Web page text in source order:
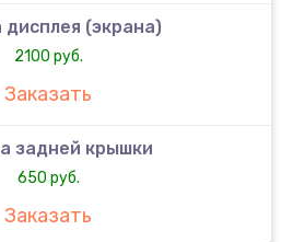
(экрана)
2100 руб.
Заказать
задней крышки
650 руб.
Заказать